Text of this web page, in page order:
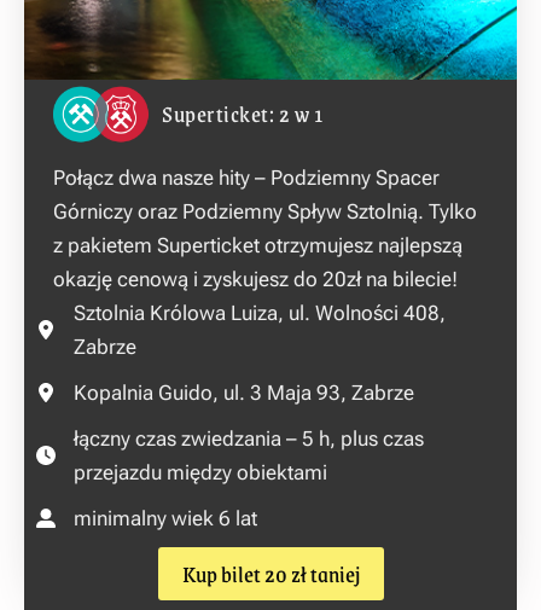
Superticket: 2 w 1
Połącz dwa nasze hity – Podziemny Spacer
Górniczy oraz Podziemny Spływ Sztolnią. Tylko
z pakietem Superticket otrzymujesz najlepszą
okazję cenową i zyskujesz do 20zł na bilecie!
Sztolnia Królowa Luiza, ul. Wolności 408,
Zabrze
Kopalnia Guido, ul. 3 Maja 93, Zabrze
łączny czas zwiedzania – 5 h, plus czas
przejazdu między obiektami
minimalny wiek 6 lat
Kup bilet 20 zł taniej